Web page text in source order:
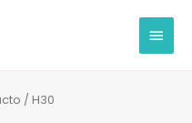
MENÚ
/ H30